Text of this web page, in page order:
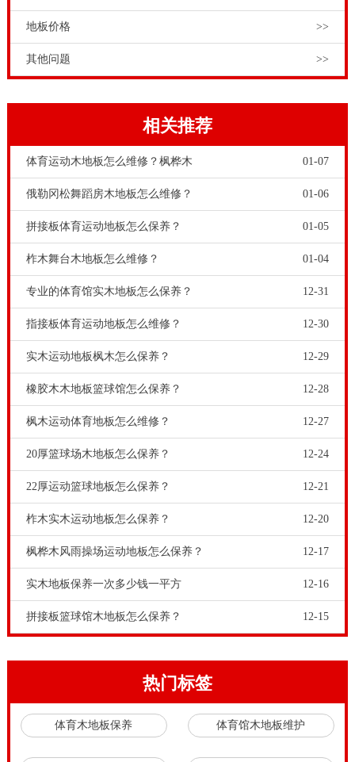
地板价格 >>
其他问题 >>
相关推荐
体育运动木地板怎么维修？枫桦木 01-07
俄勒冈松舞蹈房木地板怎么维修？ 01-06
拼接板体育运动地板怎么保养？ 01-05
柞木舞台木地板怎么维修？ 01-04
专业的体育馆实木地板怎么保养？ 12-31
指接板体育运动地板怎么维修？ 12-30
实木运动地板枫木怎么保养？ 12-29
橡胶木木地板篮球馆怎么保养？ 12-28
枫木运动体育地板怎么维修？ 12-27
20厚篮球场木地板怎么保养？ 12-24
22厚运动篮球地板怎么保养？ 12-21
柞木实木运动地板怎么保养？ 12-20
枫桦木风雨操场运动地板怎么保养？ 12-17
实木地板保养一次多少钱一平方 12-16
拼接板篮球馆木地板怎么保养？ 12-15
热门标签
体育木地板保养 体育馆木地板维护